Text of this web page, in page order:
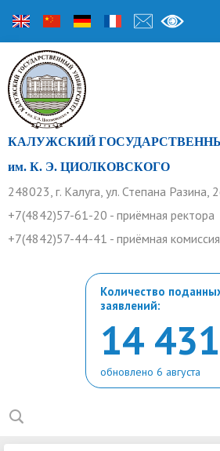
КАЛУЖСКИЙ
им. К. Э. ЦИОЛКОВСКОГО
248023, г. Калуга, ул. Степана Разина,
+7(4842)57-61-20 - приёмная ректора
+7(4842)57-44-41 - приёмная комиссия
Количество
заявлений:
14 431
обновлено 6 августа